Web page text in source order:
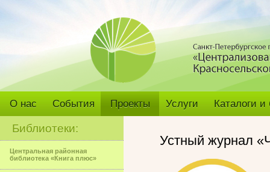
О нас События Проекты Услуги Каталоги
Библиотеки:
Центральная районная
библиотека «Книга плюс»
Устный журнал